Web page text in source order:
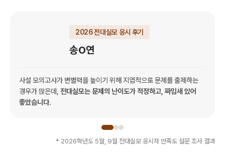
2026 전대실모 응시 후기
송O연
사설 모의고사가 변별력을 높이기 위해 지엽적으로 문제를 출제하는
경우가 많은데,전대실모는 문제의 난이도가 적정하고, 짜임새 있어
좋았습니다.
* 2026학년도 5월, 9월 전대실모 응시자 만족도 설문 조사 결과